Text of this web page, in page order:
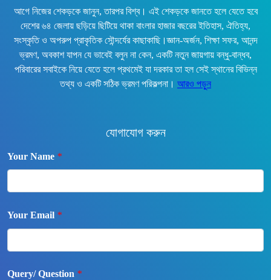
আগে নিজের শেকড়কে জানুন, তারপর বিশ্ব। এই শেকড়কে জানতে হলে যেতে হবে
দেশের ৬৪ জেলায় ছড়িয়ে ছিটিয়ে থাকা বাংলার হাজার বছরের ইতিহাস, ঐতিহ্য,
সংস্কৃতি ও অপরুপ প্রাকৃতিক সৌন্দর্যের কাছাকাছি।জ্ঞান-অর্জন, শিক্ষা সফর, আনন্দ
ভ্রমণ, অবকাশ যাপন যে ভাবেই বলুন না কেন, একটি নতুন জায়গায় বন্ধু-বান্ধব,
পরিবারের সবাইকে নিয়ে যেতে হলে প্রথমেই যা দরকার তা হল সেই স্থানের বিভিন্ন
তথ্য ও একটি সঠিক ভ্রমণ পরিকল্পনা। আরও পড়ুন
যোগাযোগ করুন
Your Name *
Your Email *
Query/ Question *